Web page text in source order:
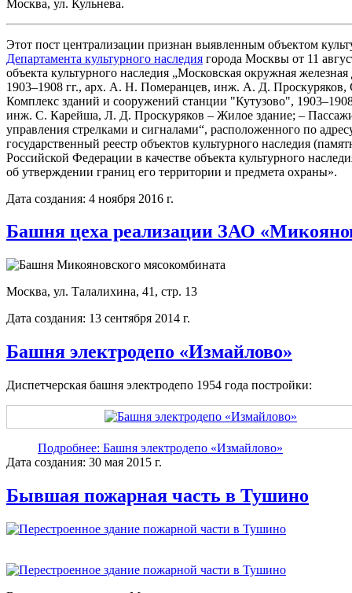
Москва, ул. Кульнева.
Этот пост централизации признан выявленным объектом
Департамента культурного наследия города Москвы от 11
объекта культурного наследия „Московская окружная
1903–1908 гг., арх. А. Н. Померанцев, инж. А. Д.
Комплекс зданий и сооружений станции "Кутузово",
инж. С. Карейша, Л. Д. Проскуряков – Жилое здание; –
управления стрелками и сигналами“, расположенного по
государственный реестр объектов культурного наследия
Российской Федерации в качестве объекта культурного
об утверждении границ его территории и предмета охраны».
Дата создания: 4 ноября 2016 г.
Башня цеха реализации ЗАО
Москва, ул. Талалихина, 41, стр. 13
Дата создания: 13 сентября 2014 г.
Башня электродепо «Измайлово»
Диспетчерская башня электродепо 1954 года постройки:
Подробнее: Башня электродепо «Измайлово»
Дата создания: 30 мая 2015 г.
Бывшая пожарная часть в Тушино